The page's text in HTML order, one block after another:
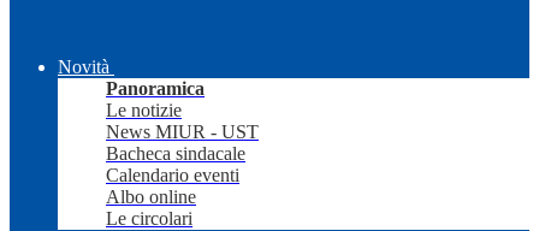
Novità
Panoramica
Le notizie
News MIUR - UST
Bacheca sindacale
Calendario eventi
Albo online
Le circolari